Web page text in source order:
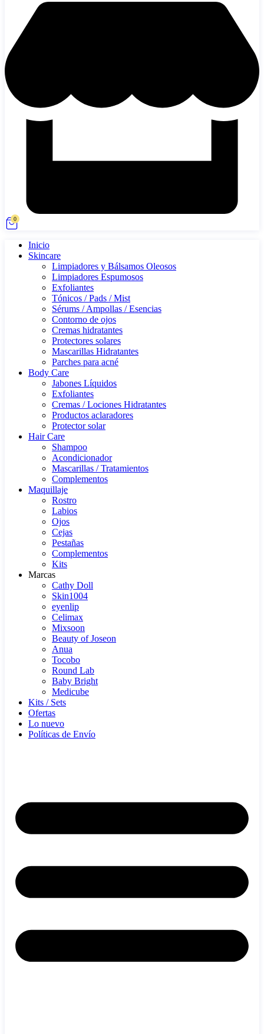
0
Inicio
Skincare
Limpiadores y Bálsamos Oleosos
Limpiadores Espumosos
Exfoliantes
Tónicos / Pads / Mist
Sérums / Ampollas / Esencias
Contorno de ojos
Cremas hidratantes
Protectores solares
Mascarillas Hidratantes
Parches para acné
Body Care
Jabones Líquidos
Exfoliantes
Cremas / Lociones Hidratantes
Productos aclaradores
Protector solar
Hair Care
Shampoo
Acondicionador
Mascarillas / Tratamientos
Complementos
Maquillaje
Rostro
Labios
Ojos
Cejas
Pestañas
Complementos
Kits
Marcas
Cathy Doll
Skin1004
eyenlip
Celimax
Mixsoon
Beauty of Joseon
Anua
Tocobo
Round Lab
Baby Bright
Medicube
Kits / Sets
Ofertas
Lo nuevo
Políticas de Envío